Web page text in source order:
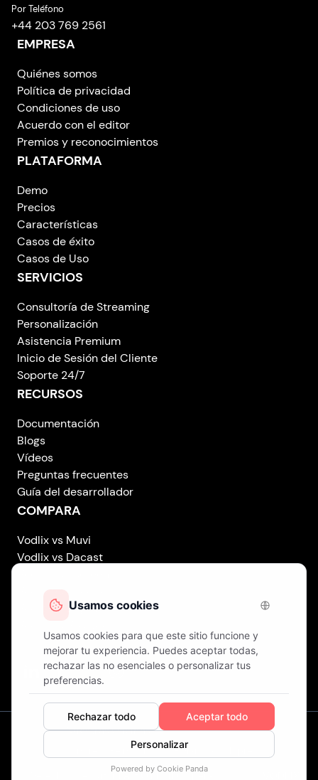
Por Teléfono
+44 203 769 2561
EMPRESA
Quiénes somos
Política de privacidad
Condiciones de uso
Acuerdo con el editor
Premios y reconocimientos
PLATAFORMA
Demo
Precios
Características
Casos de éxito
Casos de Uso
SERVICIOS
Consultoría de Streaming
Personalización
Asistencia Premium
Inicio de Sesión del Cliente
Soporte 24/7
RECURSOS
Documentación
Blogs
Vídeos
Preguntas frecuentes
Guía del desarrollador
COMPARA
Vodlix vs Muvi
Vodlix vs Dacast
Vodlix vs Brightcove
Vodlix on LinkedIn
Vodlix on Facebook
Vodlix on X (Twitter)
Nuestras Oficinas
Londres (Reino Unido) . Finlandia . Chipre
© Derechos de AutorFast OTT LTD.Operando como